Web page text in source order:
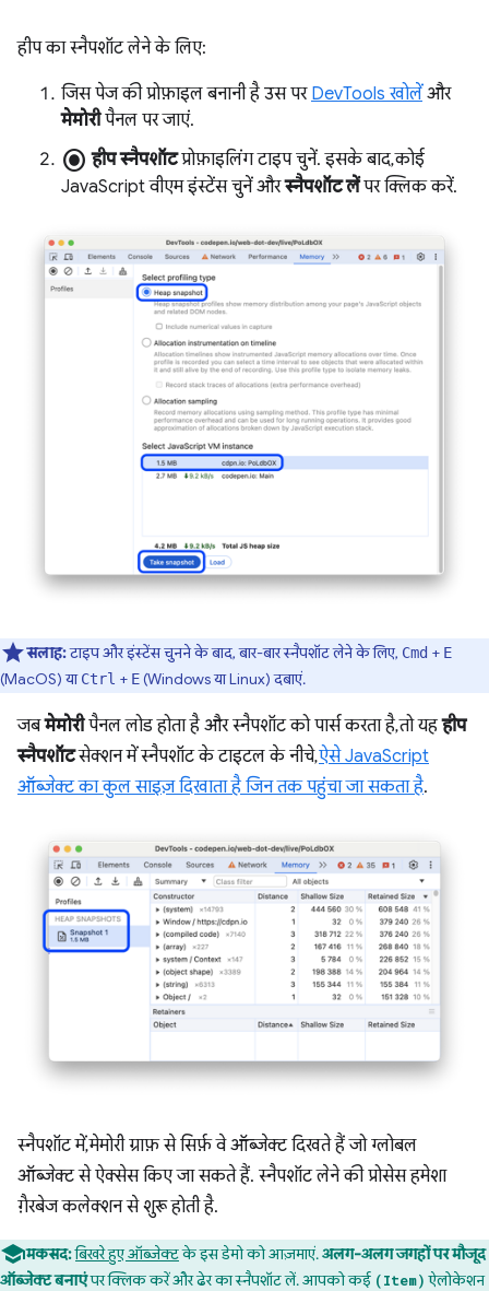
हीप का स्नैपशॉट लेने के लिए:
जिस पेज की प्रोफ़ाइल बनानी है उस पर DevTools खोलें और
मेमोरीपैनल पर जाएं.
radio_button_checked हीप स्नैपशॉटप्रोफ़ाइलिंग टाइप चुनें. इसके बाद, कोई
JavaScript वीएम इंस्टेंस चुनें औरस्नैपशॉट लेंपर क्लिक करें.
सलाह:टाइप और इंस्टेंस चुनने के बाद, बार-बार स्नैपशॉट लेने के लिए, Cmd + E
(MacOS) याCtrl + E(Windows या Linux) दबाएं.
जबमेमोरीपैनल लोड होता है और स्नैपशॉट को पार्स करता है, तो यहहीप
स्नैपशॉटसेक्शन में स्नैपशॉट के टाइटल के नीचे,ऐसे JavaScript
ऑब्जेक्ट का कुल साइज़ दिखाता है जिन तक पहुंचा जा सकता है.
स्नैपशॉट में, मेमोरी ग्राफ़ से सिर्फ़ वे ऑब्जेक्ट दिखते हैं जो ग्लोबल
ऑब्जेक्ट से ऐक्सेस किए जा सकते हैं. स्नैपशॉट लेने की प्रोसेस हमेशा
गै़रबेज कलेक्शन से शुरू होती है.
मकसद:बिखरे हुए ऑब्जेक्टके इस डेमो को आज़माएं.अलग-अलग जगहों पर मौजूद
ऑब्जेक्ट बनाएंपर क्लिक करें और ढेर का स्नैपशॉट लें. आपको कई (Item) ऐलोकेशन